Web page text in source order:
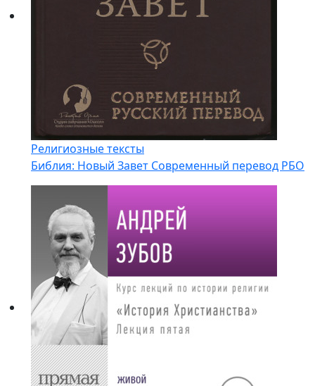
Религиозные тексты
Библия: Новый Завет Современный перевод РБО